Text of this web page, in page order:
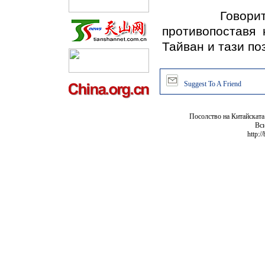
Тайван и тази
Suggest To A Friend
Посолство на
http://